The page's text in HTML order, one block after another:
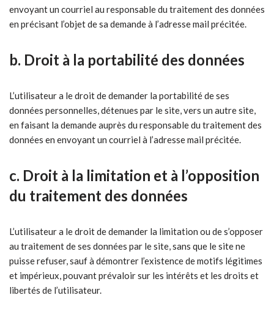
envoyant un courriel au responsable du traitement des données
en précisant l’objet de sa demande à l’adresse mail précitée.
b. Droit à la portabilité des données
L’utilisateur a le droit de demander la portabilité de ses
données personnelles, détenues par le site, vers un autre site,
en faisant la demande auprès du responsable du traitement des
données en envoyant un courriel à l’adresse mail précitée.
c. Droit à la limitation et à l’opposition
du traitement des données
L’utilisateur a le droit de demander la limitation ou de s’opposer
au traitement de ses données par le site, sans que le site ne
puisse refuser, sauf à démontrer l’existence de motifs légitimes
et impérieux, pouvant prévaloir sur les intérêts et les droits et
libertés de l’utilisateur.